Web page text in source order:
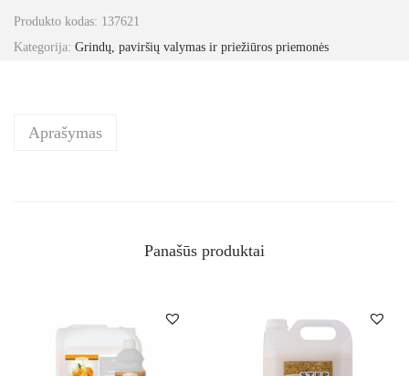
Produkto kodas: 137621
Kategorija: Grindų, paviršių valymas ir priežiūros priemonės
Aprašymas
Panašūs produktai